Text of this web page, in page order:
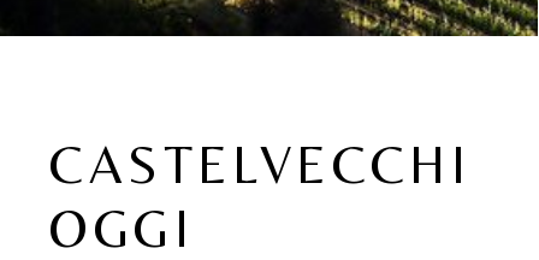
CASTELVECCHI
OGGI